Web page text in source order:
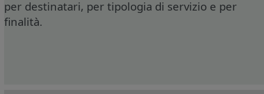
per destinatari, per tipologia di servizio e per
finalità.